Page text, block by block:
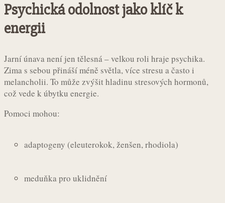
Psychická odolnost jako klíč k
energii
Jarní únava není jen tělesná – velkou roli hraje psychika.
Zima s sebou přináší méně světla, více stresu a často i
melancholii. To může zvýšit hladinu stresových hormonů,
což vede k úbytku energie.
Pomoci mohou:
adaptogeny (eleuterokok, ženšen, rhodiola)
meduňka pro uklidnění